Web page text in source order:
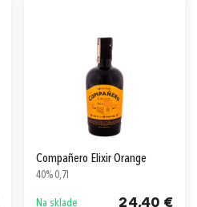
Compañero Elixir Orange
40% 0,7l
Na sklade 24,40 €